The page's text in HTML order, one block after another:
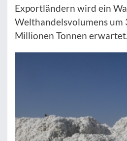
Exportländern wird ein
Welthandelsvolumens um
Millionen Tonnen erwartet.